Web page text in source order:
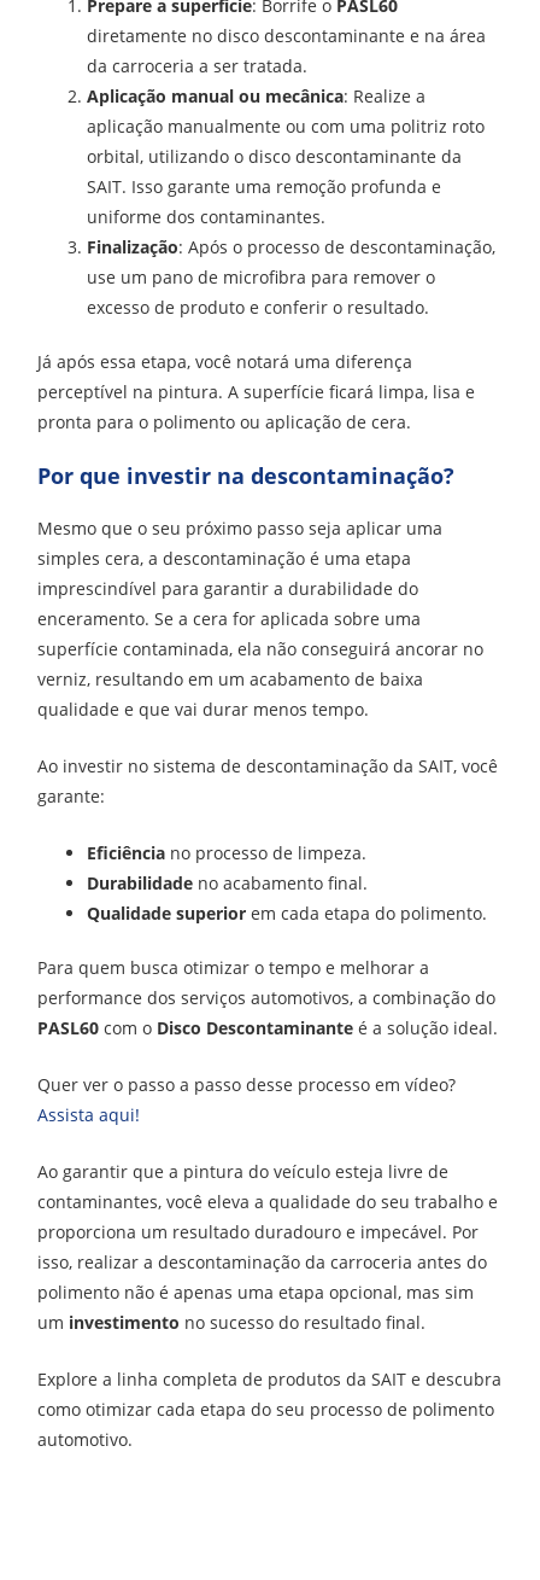
Prepare a superfície: Borrife o PASL60
diretamente no disco descontaminante e na área
da carroceria a ser tratada.
Aplicação manual ou mecânica: Realize a
aplicação manualmente ou com uma politriz roto
orbital, utilizando o disco descontaminante da
SAIT. Isso garante uma remoção profunda e
uniforme dos contaminantes.
Finalização: Após o processo de descontaminação,
use um pano de microfibra para remover o
excesso de produto e conferir o resultado.
Já após essa etapa, você notará uma diferença
perceptível na pintura. A superfície ficará limpa, lisa e
pronta para o polimento ou aplicação de cera.
Por que investir na descontaminação?
Mesmo que o seu próximo passo seja aplicar uma
simples cera, a descontaminação é uma etapa
imprescindível para garantir a durabilidade do
enceramento. Se a cera for aplicada sobre uma
superfície contaminada, ela não conseguirá ancorar no
verniz, resultando em um acabamento de baixa
qualidade e que vai durar menos tempo.
Ao investir no sistema de descontaminação da SAIT, você
garante:
Eficiência no processo de limpeza.
Durabilidade no acabamento final.
Qualidade superior em cada etapa do polimento.
Para quem busca otimizar o tempo e melhorar a
performance dos serviços automotivos, a combinação do
PASL60 com o Disco Descontaminante é a solução ideal.
Quer ver o passo a passo desse processo em vídeo?
Assista aqui!
Ao garantir que a pintura do veículo esteja livre de
contaminantes, você eleva a qualidade do seu trabalho e
proporciona um resultado duradouro e impecável. Por
isso, realizar a descontaminação da carroceria antes do
polimento não é apenas uma etapa opcional, mas sim
um investimento no sucesso do resultado final.
Explore a linha completa de produtos da SAIT e descubra
como otimizar cada etapa do seu processo de polimento
automotivo.